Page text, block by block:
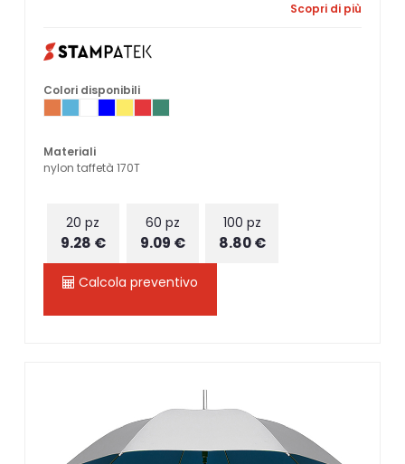
Scopri di più
Colori disponibili
Materiali
nylon taffetà 170T
20 pz
9.28 €
60 pz
9.09 €
100 pz
8.80 €
Calcola preventivo